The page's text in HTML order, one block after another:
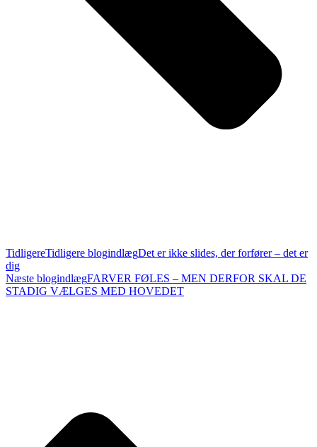
TidligereTidligere blogindlægDet er ikke slides, der forfører – det er
dig
Næste blogindlægFARVER FØLES – MEN DERFOR SKAL DE
STADIG VÆLGES MED HOVEDET